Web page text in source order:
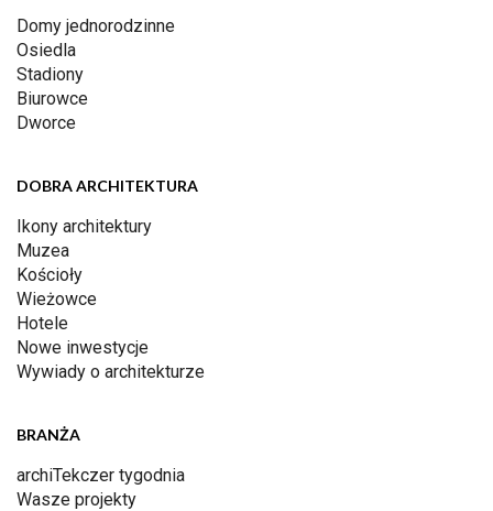
Domy jednorodzinne
Osiedla
Stadiony
Biurowce
Dworce
DOBRA ARCHITEKTURA
Ikony architektury
Muzea
Kościoły
Wieżowce
Hotele
Nowe inwestycje
Wywiady o architekturze
BRANŻA
archiTekczer tygodnia
Wasze projekty